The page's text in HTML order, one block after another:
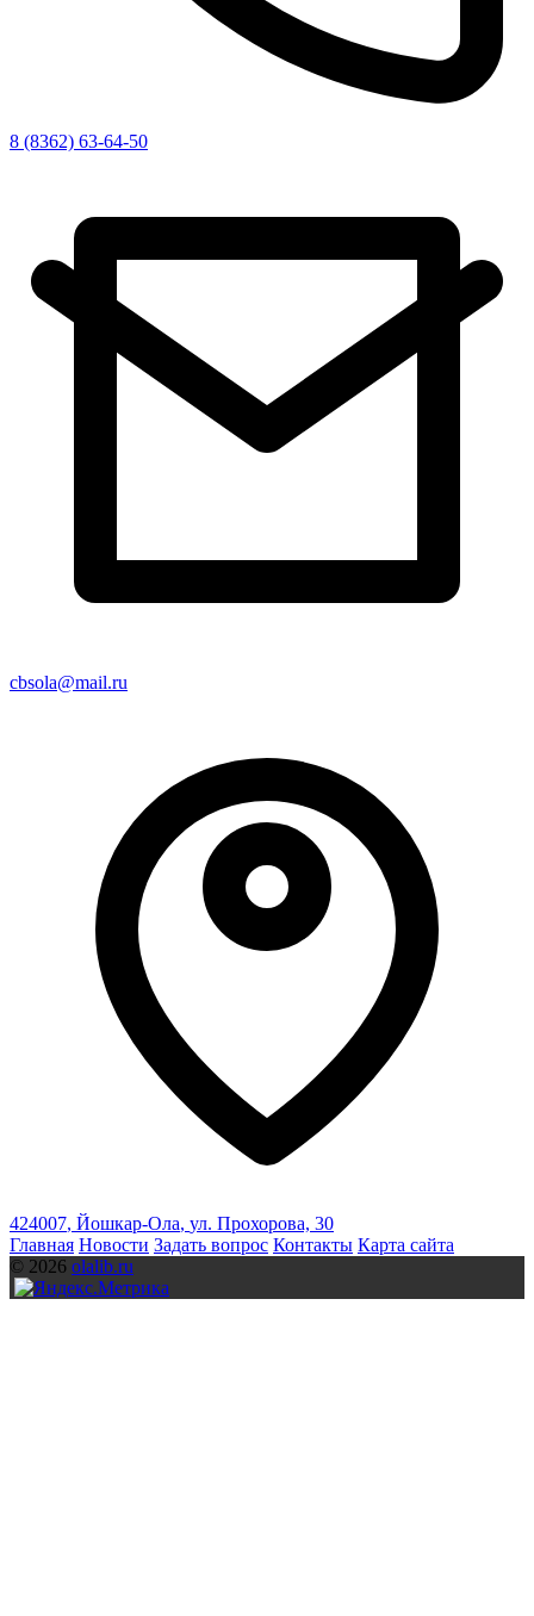
8 (8362) 63-64-50
cbsola@mail.ru
424007, Йошкар-Ола, ул. Прохорова, 30
Главная Новости Задать вопрос Контакты Карта сайта
© 2026 olalib.ru